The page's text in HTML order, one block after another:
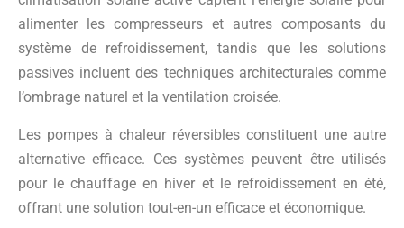
alimenter les compresseurs et autres composants du
système de refroidissement, tandis que les solutions
passives incluent des techniques architecturales comme
l’ombrage naturel et la ventilation croisée.
Les pompes à chaleur réversibles constituent une autre
alternative efficace. Ces systèmes peuvent être utilisés
pour le chauffage en hiver et le refroidissement en été,
offrant une solution tout-en-un efficace et économique.